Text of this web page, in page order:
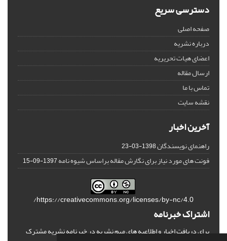
دسترسی سریع
صفحه اصلی
درباره نشریه
اعضای هیات تحریریه
ارسال مقاله
تماس با ما
نقشه سایت
آخرین اخبار
راهنمای نویسندگان1398-03-23
فونت های مورد نیاز برای نگارش مقاله براساس شیوه نامه1397-09-15
https://creativecommons.org/licenses/by-nc/4.0/
اشتراک خبرنامه
برای دریافت اخبار و اطلاعیه های مهم نشریه در خبرنامه نشریه مشترک